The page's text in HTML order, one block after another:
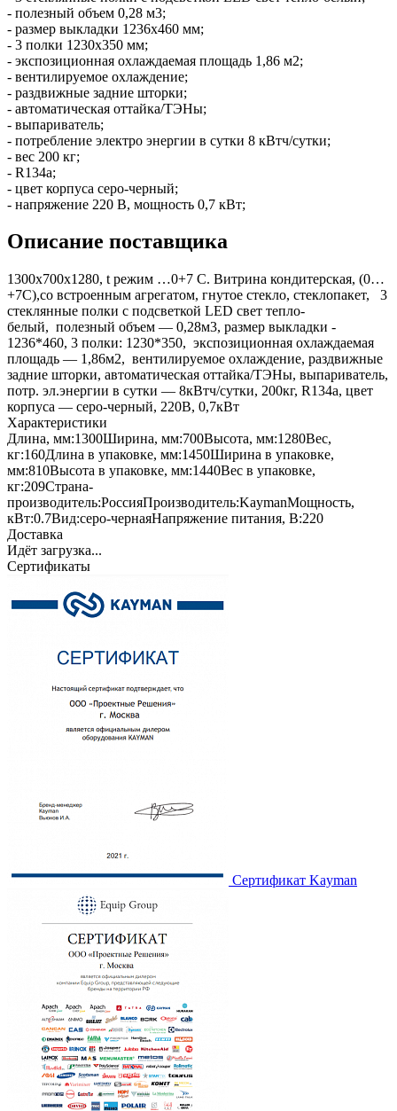
- полезный объем 0,28 м3;
- размер выкладки 1236х460 мм;
- 3 полки 1230х350 мм;
- экспозиционная охлаждаемая площадь 1,86 м2;
- вентилируемое охлаждение;
- раздвижные задние шторки;
- автоматическая оттайка/ТЭНы;
- выпариватель;
- потребление электро энергии в сутки 8 кВтч/сутки;
- вес 200 кг;
- R134а;
- цвет корпуса серо-черный;
- напряжение 220 В, мощность 0,7 кВт;
Описание поставщика
1300х700х1280, t режим …0+7 С. Витрина кондитерская, (0…
+7С),со встроенным агрегатом, гнутое стекло, стеклопакет, 3
стеклянные полки с подсветкой LED свет тепло-
белый, полезный объем — 0,28м3, размер выкладки -
1236*460, 3 полки: 1230*350, экспозиционная охлаждаемая
площадь — 1,86м2, вентилируемое охлаждение, раздвижные
задние шторки, автоматическая оттайка/ТЭНы, выпариватель,
потр. эл.энергии в сутки — 8кВтч/сутки, 200кг, R134а, цвет
корпуса — серо-черный, 220В, 0,7кВт
Характеристики
Длина, мм:1300Ширина, мм:700Высота, мм:1280Вес,
кг:160Длина в упаковке, мм:1450Ширина в упаковке,
мм:810Высота в упаковке, мм:1440Вес в упаковке,
кг:209Страна-
производитель:РоссияПроизводитель:KaymanМощность,
кВт:0.7Вид:серо-чернаяНапряжение питания, В:220
Доставка
Идёт загрузка...
Сертификаты
Сертификат Kayman